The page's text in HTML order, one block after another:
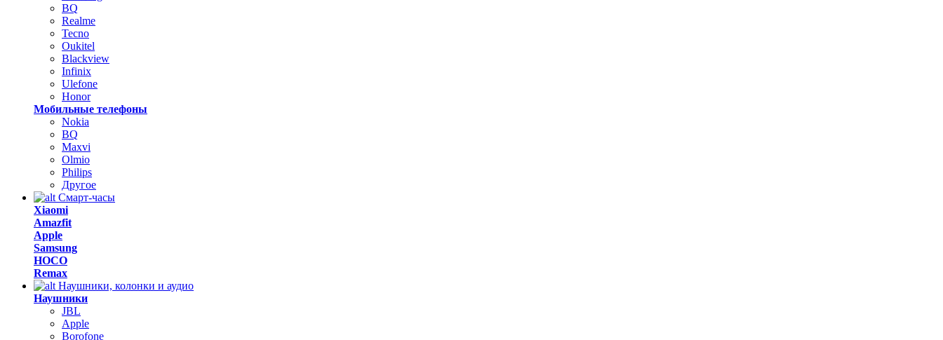
BQ
Realme
Tecno
Oukitel
Blackview
Infinix
Ulefone
Honor
Мобильные телефоны
Nokia
BQ
Maxvi
Olmio
Philips
Другое
Смарт-часы
Xiaomi
Amazfit
Apple
Samsung
HOCO
Remax
Наушники, колонки и аудио
Наушники
JBL
Apple
Borofone